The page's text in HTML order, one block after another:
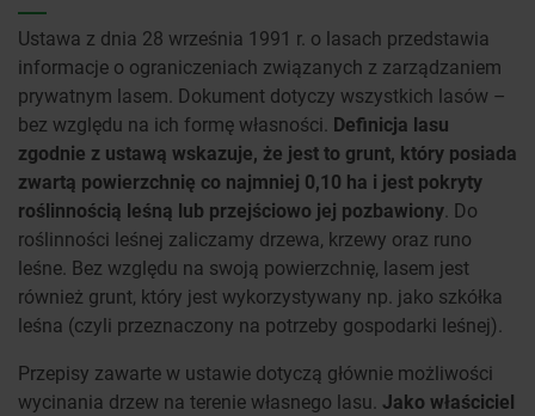
Ustawa z dnia 28 września 1991 r. o lasach przedstawia
informacje o ograniczeniach związanych z zarządzaniem
prywatnym lasem. Dokument dotyczy wszystkich lasów –
bez względu na ich formę własności. Definicja lasu
zgodnie z ustawą wskazuje, że jest to grunt, który posiada
zwartą powierzchnię co najmniej 0,10 ha i jest pokryty
roślinnością leśną lub przejściowo jej pozbawiony. Do
roślinności leśnej zaliczamy drzewa, krzewy oraz runo
leśne. Bez względu na swoją powierzchnię, lasem jest
również grunt, który jest wykorzystywany np. jako szkółka
leśna (czyli przeznaczony na potrzeby gospodarki leśnej).
Przepisy zawarte w ustawie dotyczą głównie możliwości
wycinania drzew na terenie własnego lasu. Jako właściciel